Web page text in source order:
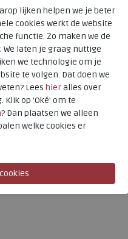
lijken helpen we je beter
cookies werkt de website
functie. Zo maken we de
We laten je graag nuttige
we technologie om je
te volgen. Dat doen we
Lees hieralles over
op 'Oké' om te
? Dan plaatsen we alleen
welke cookies er